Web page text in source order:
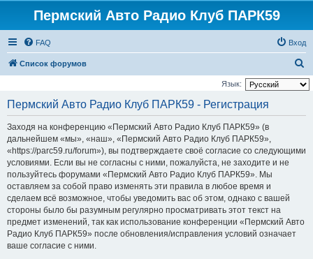
Пермский Авто Радио Клуб ПАРК59
FAQ Вход
Список форумов
о
Язык:
Пермский Авто Радио Клуб ПАРК59 - Регистрация
Заходя на конференцию «Пермский Авто Радио Клуб ПАРК59» (в
дальнейшем «мы», «наш», «Пермский Авто Радио Клуб ПАРК59»,
«https://parc59.ru/forum»), вы подтверждаете своё согласие со следующими
условиями. Если вы не согласны с ними, пожалуйста, не заходите и не
пользуйтесь форумами «Пермский Авто Радио Клуб ПАРК59». Мы
оставляем за собой право изменять эти правила в любое время и
сделаем всё возможное, чтобы уведомить вас об этом, однако с вашей
стороны было бы разумным регулярно просматривать этот текст на
предмет изменений, так как использование конференции «Пермский Авто
Радио Клуб ПАРК59» после обновления/исправления условий означает
ваше согласие с ними.